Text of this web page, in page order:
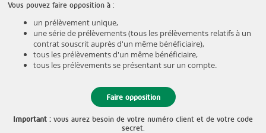
Vous pouvez faire opposition à :
un prélèvement unique,
une série de prélèvements (tous les prélèvements relatifs à un
contrat souscrit auprès d'un même bénéficiaire),
tous les prélèvements d'un même bénéficiaire,
tous les prélèvements se présentant sur un compte.
Faire opposition
Important : vous aurez besoin de votre numéro client et de votre code
secret.